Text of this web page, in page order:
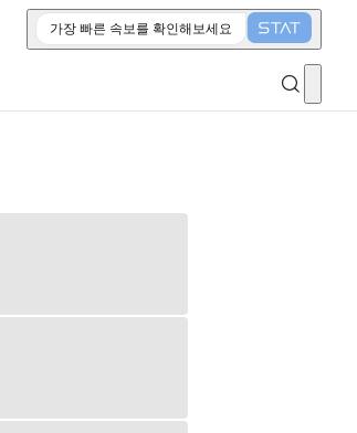
가장 빠른 속보를 확인해보세요